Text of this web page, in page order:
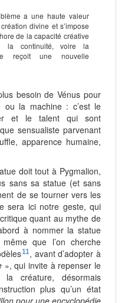
a une haute valeur
divine et s’impose
de la capacité créative
la continuité, voire la
reçoit une nouvelle
besoin de Vénus pour
ou la machine : c’est le
et le talent qui sont
sensualiste parvenant
apparence humaine,
doit tout à Pygmalion,
sans sa statue (et sans
de se tourner vers les
sera ici notre geste, qui
quant au mythe de
à nommer la statue
que l’on cherche
11, avant d’adopter à
», qui invite à repenser le
créature, désormais
plus qu’un état